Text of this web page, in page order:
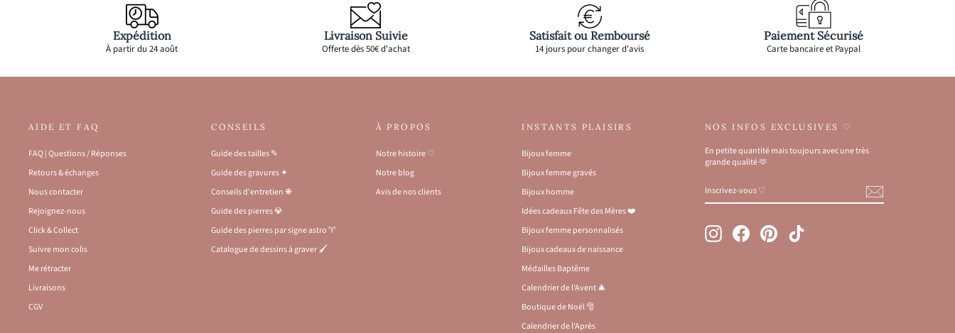
Expédition
À partir du 24 août
Livraison Suivie
Offerte dès 50€ d'achat
Satisfait ou Remboursé
14 jours pour changer d'avis
Paiement Sécurisé
Carte bancaire et Paypal
AIDE ET FAQ
FAQ | Questions / Réponses
Retours & échanges
Nous contacter
Rejoignez-nous
Click & Collect
Suivre mon colis
Me rétracter
Livraisons
CGV
CONSEILS
Guide des tailles ✎
Guide des gravures ✦
Conseils d'entretien ❋
Guide des pierres 💎
Guide des pierres par signe astro ♈
Catalogue de dessins à graver 🖌️
À PROPOS
Notre histoire ♡
Notre blog
Avis de nos clients
INSTANTS PLAISIRS
Bijoux femme
Bijoux femme gravés
Bijoux homme
Idées cadeaux Fête des Mères ❤️
Bijoux femme personnalisés
Bijoux cadeaux de naissance
Médailles Baptême
Calendrier de l'Avent 🎄
Boutique de Noël 🎅
Calendrier de l'Après
NOS INFOS EXCLUSIVES ♡
En petite quantité mais toujours avec une très
grande qualité 🫶
VOUS
♡
InstagramFacebookPinterestTikTok